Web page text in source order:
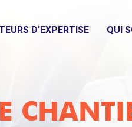
D'EXPERTISE QUI